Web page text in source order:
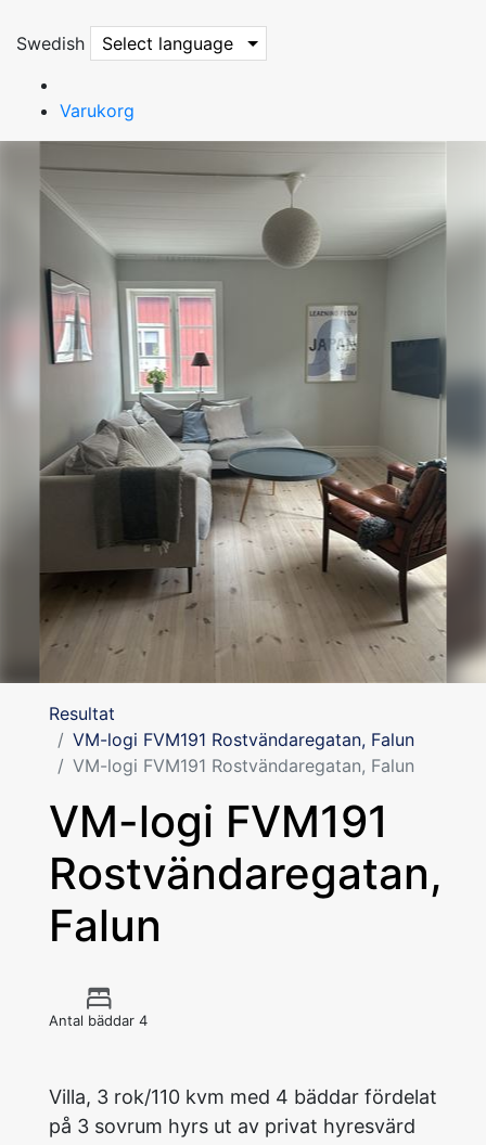
Swedish Select language
Varukorg
Resultat
VM-logi FVM191 Rostvändaregatan, Falun
VM-logi FVM191 Rostvändaregatan, Falun
VM-logi FVM191
Rostvändaregatan,
Falun
Antal bäddar 4
Villa, 3 rok/110 kvm med 4 bäddar fördelat
på 3 sovrum hyrs ut av privat hyresvärd